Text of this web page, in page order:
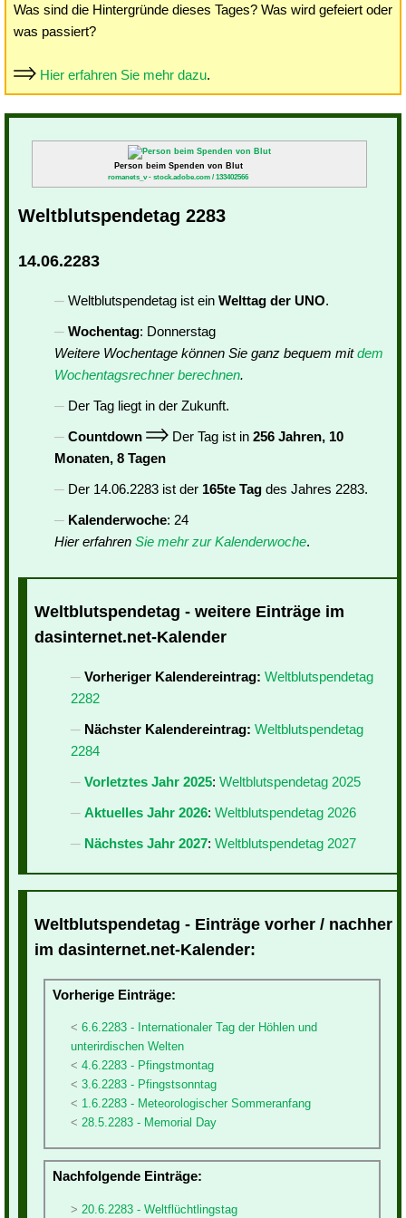
Was sind die Hintergründe dieses Tages? Was wird gefeiert oder
was passiert?
Hier erfahren Sie mehr dazu.
Person beim Spenden von Blut
romanets_v - stock.adobe.com / 133402566
Weltblutspendetag 2283
14.06.2283
Weltblutspendetag ist ein Welttag der UNO.
Wochentag: Donnerstag
Weitere Wochentage können Sie ganz bequem mitdem
Wochentagsrechner berechnen.
Der Tag liegt in der Zukunft.
Countdown
Der Tag ist in 256 Jahren, 10
Monaten, 8 Tagen
Der 14.06.2283 ist der 165te Tag des Jahres 2283.
Kalenderwoche: 24
Hier erfahren Sie mehr zur Kalenderwoche.
Weltblutspendetag - weitere Einträge im
dasinternet.net-Kalender
Vorheriger Kalendereintrag: Weltblutspendetag
2282
Nächster Kalendereintrag: Weltblutspendetag
2284
Vorletztes Jahr 2025: Weltblutspendetag 2025
Aktuelles Jahr 2026: Weltblutspendetag 2026
Nächstes Jahr 2027: Weltblutspendetag 2027
Weltblutspendetag - Einträge vorher / nachher
im dasinternet.net-Kalender:
Vorherige Einträge:
6.6.2283 - Internationaler Tag der Höhlen und
unterirdischen Welten
4.6.2283 - Pfingstmontag
3.6.2283 - Pfingstsonntag
1.6.2283 - Meteorologischer Sommeranfang
28.5.2283 - Memorial Day
Nachfolgende Einträge:
20.6.2283 - Weltflüchtlingstag